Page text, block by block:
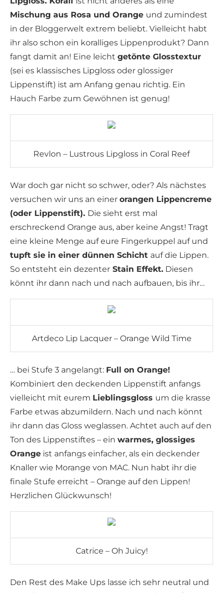
Mischung aus Rosa und Orange und zumindest
in der Bloggerwelt extrem beliebt. Vielleicht habt
ihr also schon ein koralliges Lippenprodukt? Dann
fangt damit an! Eine leicht getönte Glosstextur
(sei es klassisches Lipgloss oder glossiger
Lippenstift) ist am Anfang genau richtig. Ein
Hauch Farbe zum Gewöhnen ist genug!
Revlon – Lustrous Lipgloss in Coral Reef
War doch gar nicht so schwer, oder? Als nächstes
versuchen wir uns an einer orangen Lippencreme
(oder Lippenstift). Die sieht erst mal
erschreckend Orange aus, aber keine Angst! Tragt
eine kleine Menge auf eure Fingerkuppel auf und
tupft sie in einer dünnen Schicht auf die Lippen.
So entsteht ein dezenter Stain Effekt. Diesen
könnt ihr dann nach und nach aufbauen, bis ihr…
Artdeco Lip Lacquer – Orange Wild Time
… bei Stufe 3 angelangt: Full on Orange!
Kombiniert den deckenden Lippenstift anfangs
vielleicht mit eurem Lieblingsgloss um die krasse
Farbe etwas abzumildern. Nach und nach könnt
ihr dann das Gloss weglassen. Achtet auch auf den
Ton des Lippenstiftes – ein warmes, glossiges
Orange ist anfangs einfacher, als ein deckender
Knaller wie Morange von MAC. Nun habt ihr die
finale Stufe erreicht – Orange auf den Lippen!
Herzlichen Glückwunsch!
Catrice – Oh Juicy!
Den Rest des Make Ups lasse ich sehr neutral und